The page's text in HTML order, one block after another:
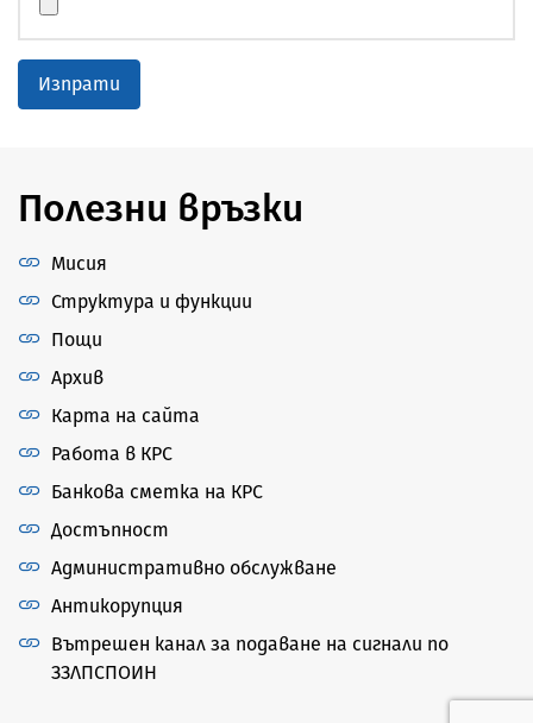
Изпрати
Полезни връзки
Мисия
Структура и функции
Пощи
Архив
Карта на сайта
Работа в КРС
Банкова сметка на КРС
Достъпност
Административно обслужване
Антикорупция
Вътрешен канал за подаване на сигнали по
ЗЗЛПСПОИН